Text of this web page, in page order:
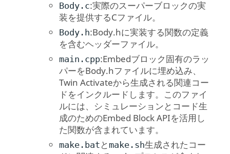
Body.c:実際のスーパーブロックの実
装を提供するCファイル。
Body.h:Body.hに実装する関数の定義
を含むヘッダーファイル。
main.cpp:Embedブロック固有のラッ
パーをBody.hファイルに埋め込み、
Twin Activateから生成される関連コー
ドをインクルードします。このファイ
ルには、シミュレーションとコード生
成のためのEmbed Block APIを活用し
た関数が含まれています。
make.bat と make.sh生成されたコー